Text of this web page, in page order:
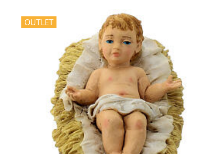
OUTLET